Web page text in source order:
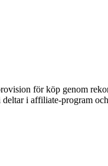
för köp genom
i affiliate-program